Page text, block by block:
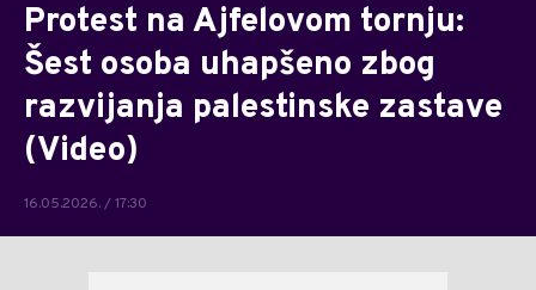
Protest na Ajfelovom tornju:
Šest osoba uhapšeno zbog
razvijanja palestinske zastave
(Video)
16.05.2026. / 17:30